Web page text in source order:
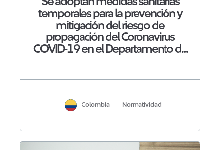
temporales para la prevención y
mitigación del riesgo de
propagación del Coronavirus
COVID-19 en el Departamento de
Colombia Normatividad